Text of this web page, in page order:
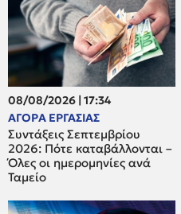
08/08/2026 | 17:34
ΑΓΟΡΑ ΕΡΓΑΣΙΑΣ
Συντάξεις Σεπτεμβρίου
2026: Πότε καταβάλλονται –
Όλες οι ημερομηνίες ανά
Ταμείο